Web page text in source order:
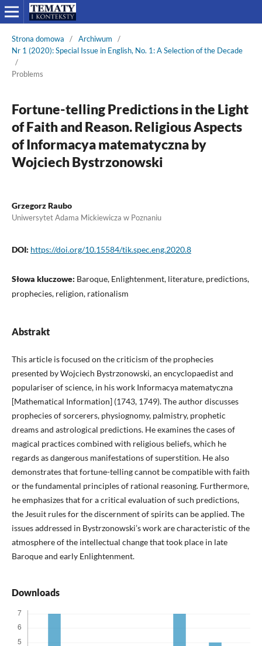
Strona domowa / Archiwum
/
Nr 1 (2020): Special Issue in English, No. 1: A Selection of the Decade
/
Problems
Fortune-telling Predictions in the Light
of Faith and Reason. Religious Aspects
of Informacya matematyczna by
Wojciech Bystrzonowski
Grzegorz Raubo
Uniwersytet Adama Mickiewicza w Poznaniu
DOI: https://doi.org/10.15584/tik.spec.eng.2020.8
Słowa kluczowe: Baroque, Enlightenment, literature, predictions,
prophecies, religion, rationalism
Abstrakt
This article is focused on the criticism of the prophecies
presented by Wojciech Bystrzonowski, an encyclopaedist and
populariser of science, in his work Informacya matematyczna
[Mathematical Information] (1743, 1749). The author discusses
prophecies of sorcerers, physiognomy, palmistry, prophetic
dreams and astrological predictions. He examines the cases of
magical practices combined with religious beliefs, which he
regards as dangerous manifestations of superstition. He also
demonstrates that fortune-telling cannot be compatible with faith
or the fundamental principles of rational reasoning. Furthermore,
he emphasizes that for a critical evaluation of such predictions,
the Jesuit rules for the discernment of spirits can be applied. The
issues addressed in Bystrzonowski’s work are characteristic of the
atmosphere of the intellectual change that took place in late
Baroque and early Enlightenment.
Downloads